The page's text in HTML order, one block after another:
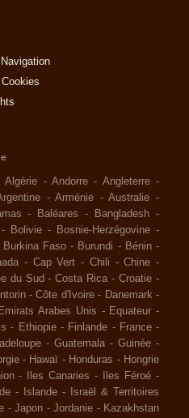
Algérie -Andorre - Angleterre -
-Arménie -Australie -
- Baléares - Bangladesh -
- Bolivie - Bosnie-Herzégovine -
Burkina Faso - Burundi - Bénin -
- Cap Vert - Chili -Chine -
du Sud -Costa Rica -Croatie -
-Côte d'Ivoire - Danemark -
Emirats Arabes Unis - Equateur -
- Ethiopie - Finlande - France -
- Guatemala - Guinée -
- Hawaï - Honduras - Hongrie
- Iles Canaries - Iles Féroé -
- Islande -
Israël & Territoires
- Japon - Jordanie - Kazakhstan